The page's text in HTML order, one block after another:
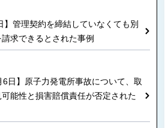
】管理契約を締結していなくても別
求できるとされた事例
6日】原子力発電所事故について、取
能性と損害賠償責任が否定された